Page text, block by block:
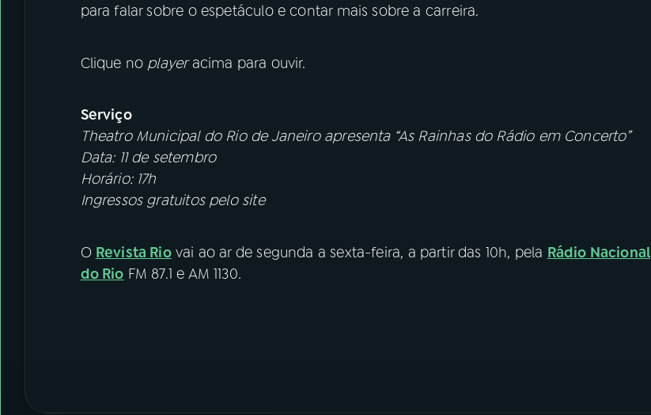
para falar sobre o espetáculo e contar mais sobre a carreira.
Clique no playeracima para ouvir.
Serviço
Theatro Municipal do Rio de Janeiro apresenta “As Rainhas do Rádio em Concerto”
Data: 11 de setembro
Horário: 17h
Ingressos gratuitos pelo site
O Revista Riovai ao ar de segunda a sexta-feira, a partir das 10h, pela Rádio Nacional
do Rio FM 87.1 e AM 1130.